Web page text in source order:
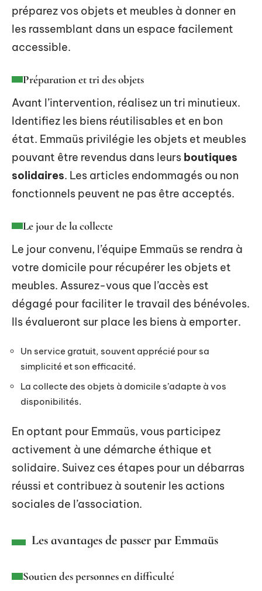
préparez vos objets et meubles à donner en
les rassemblant dans un espace facilement
accessible.
Préparation et tri des objets
Avant l’intervention, réalisez un tri minutieux.
Identifiez les biens réutilisables et en bon
état. Emmaüs privilégie les objets et meubles
pouvant être revendus dans leurs boutiques
solidaires. Les articles endommagés ou non
fonctionnels peuvent ne pas être acceptés.
Le jour de la collecte
Le jour convenu, l’équipe Emmaüs se rendra à
votre domicile pour récupérer les objets et
meubles. Assurez-vous que l’accès est
dégagé pour faciliter le travail des bénévoles.
Ils évalueront sur place les biens à emporter.
Un service gratuit, souvent apprécié pour sa
simplicité et son efficacité.
La collecte des objets à domicile s’adapte à vos
disponibilités.
En optant pour Emmaüs, vous participez
activement à une démarche éthique et
solidaire. Suivez ces étapes pour un débarras
réussi et contribuez à soutenir les actions
sociales de l’association.
Les avantages de passer par Emmaüs
Soutien des personnes en difficulté